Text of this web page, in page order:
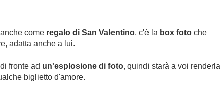
come regalo di San Valentino, c'è la box fotoche
adatta anche a lui.
fronte ad un'esplosione di foto, quindi starà a voi renderla
biglietto d'amore.